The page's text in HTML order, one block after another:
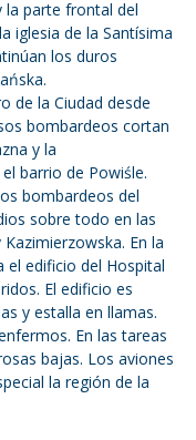
la parte frontal del
iglesia de la Santísima
los duros
de la Ciudad desde
bombardeos cortan
y la
barrio de Powiśle.
bombardeos del
sobre todo en las
Kazimierzowska. En la
el edificio del Hospital
El edificio es
y estalla en llamas.
En las tareas
bajas. Los aviones
la región de la